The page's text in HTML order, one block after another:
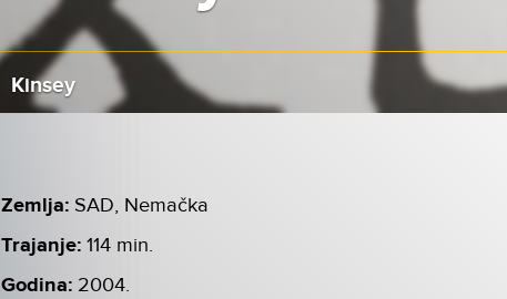
Kinsey
Zemlja: SAD, Nemačka
Trajanje: 114 min.
Godina: 2004.